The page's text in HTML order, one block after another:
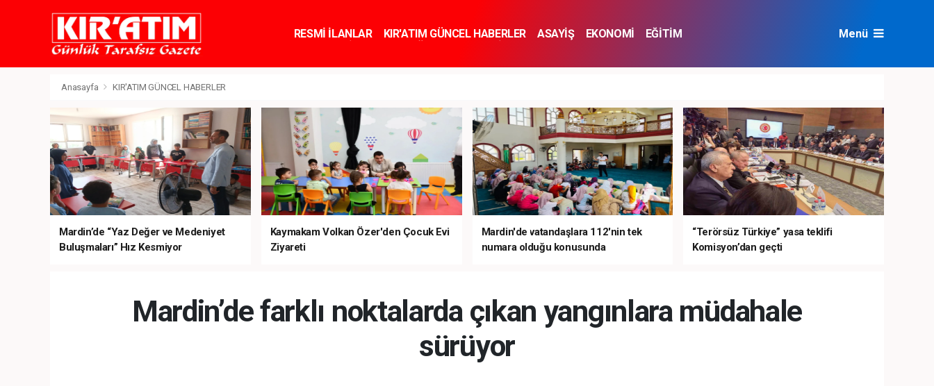
RESMİ İLANLAR KIR'ATIM GÜNCEL HABERLER ASAYİŞ EKONOMİ
EĞİTİM
Menü
Anasayfa KIR'ATIM GÜNCEL HABERLER
Mardin’de “Yaz Değer ve Medeniyet
Buluşmaları” Hız Kesmiyor
Kaymakam Volkan Özer'den Çocuk Evi
Ziyareti
Mardin'de vatandaşlara 112'nin tek
numara olduğu konusunda
“Terörsüz Türkiye” yasa teklifi
Komisyon’dan geçti
Mardin’de farklı noktalarda çıkan yangınlara müdahale
sürüyor